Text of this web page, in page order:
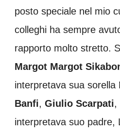
posto speciale nel mio
colleghi ha sempre
rapporto molto stretto.
Margot Margot
interpretava sua sorella
Banfi, Giulio Scarpati,
interpretava suo padre,